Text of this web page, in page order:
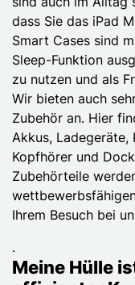
dass Sie das iPad
Smart Cases sind
Sleep-Funktion
zu nutzen und als
Wir bieten auch
Zubehör an. Hier
Akkus, Ladegeräte,
Kopfhörer und
Zubehörteile
Ihrem Besuch bei
.
Meine Hülle